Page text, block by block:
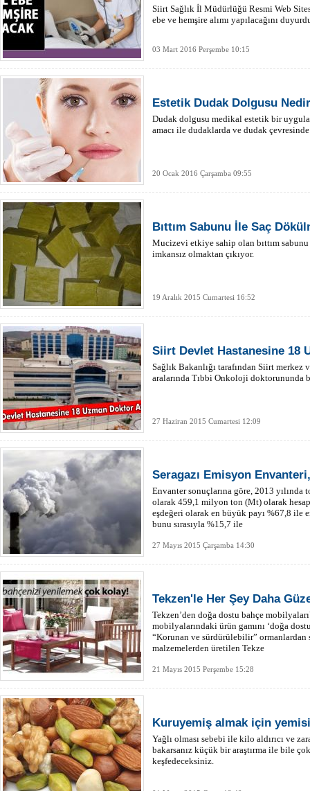
Siirt Sağlık İl Müdürlüğü Resmi Web
ebe ve hemşire alımı yapılacağını
03 Mart 2016 Perşembe 10:15
Estetik Dudak Dolgusu
Dudak dolgusu medikal estetik bir
amacı ile dudaklarda ve dudak
20 Ocak 2016 Çarşamba 09:55
Bıttım Sabunu İle Saç
Mucizevi etkiye sahip olan bıttım
imkansız olmaktan çıkıyor.
19 Aralık 2015 Cumartesi 16:52
Siirt Devlet Hastanesine 18
Sağlık Bakanlığı tarafından Siirt
aralarında Tıbbi Onkoloji doktorununda
27 Haziran 2015 Cumartesi 12:09
Seragazı Emisyon
Envanter sonuçlarına göre, 2013 yılında
olarak 459,1 milyon ton (Mt) olarak
eşdeğeri olarak en büyük payı %67,8 ile
bunu sırasıyla %15,7 ile
27 Mayıs 2015 Çarşamba 14:30
Tekzen'le Her Şey Daha
Tekzen’den doğa dostu bahçe
mobilyalarındaki ürün gamını ‘doğa
“Korunan ve sürdürülebilir”
malzemelerden üretilen Tekze
21 Mayıs 2015 Perşembe 15:28
Kuruyemiş almak için
Yağlı olması sebebi ile kilo aldırıcı ve
bakarsanız küçük bir araştırma ile bile
keşfedeceksiniz.